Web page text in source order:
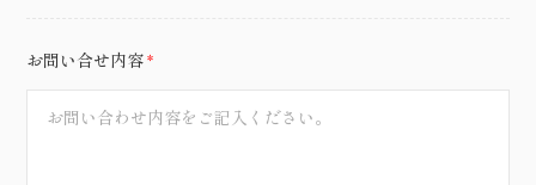
お問い合せ内容*